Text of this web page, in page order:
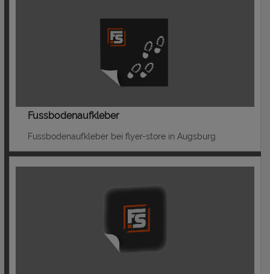
Fussbodenaufkleber
Fussbodenaufkleber bei flyer-store in Augsburg